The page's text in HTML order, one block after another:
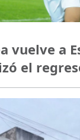
vuelve a
el